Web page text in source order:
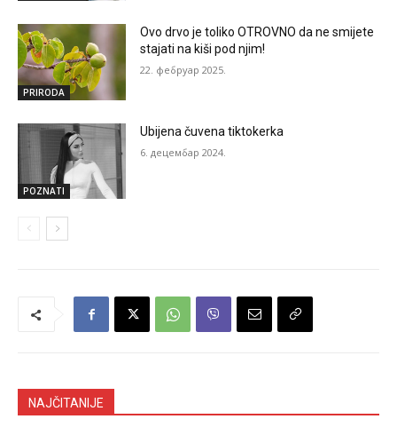
PRIRODA
Ovo drvo je toliko OTROVNO da ne smijete
stajati na kiši pod njim!
22. фебруар 2025.
POZNATI
Ubijena čuvena tiktokerka
6. децембар 2024.
NAJČITANIJE